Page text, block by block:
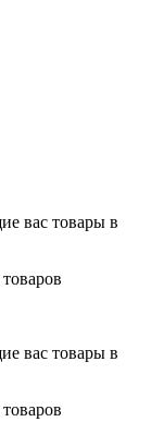
вас товары в
вас товары в